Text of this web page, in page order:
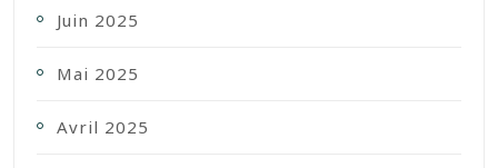
Juin 2025
Mai 2025
Avril 2025